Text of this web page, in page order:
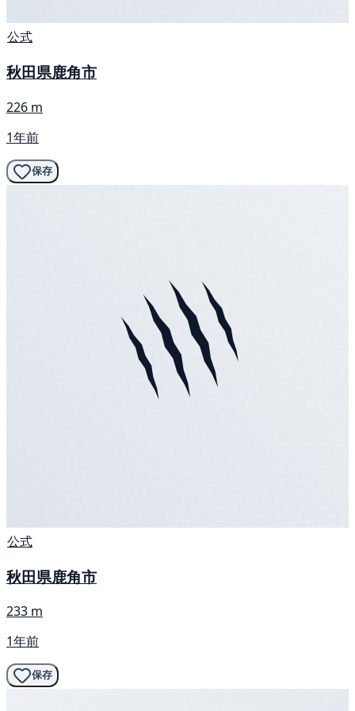
公式
秋田県鹿角市
226 m
1年前
保存
公式
秋田県鹿角市
233 m
1年前
保存